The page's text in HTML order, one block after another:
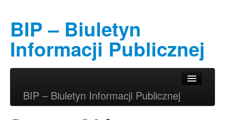
BIP – Biuletyn
Informacji Publicznej
BIP – Biuletyn Informacji Publicznej